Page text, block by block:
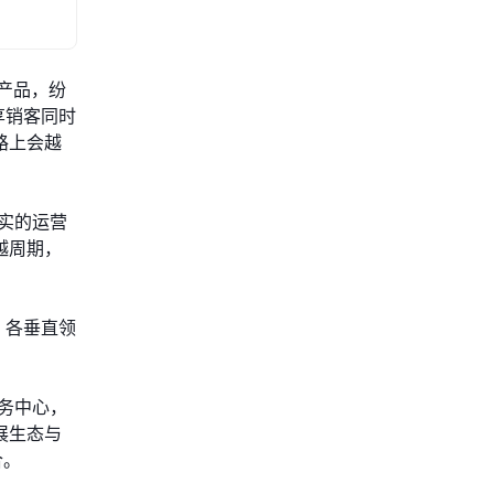
品，纷
客同时
上会越
的运营
期，
各垂直领
心，
生态与